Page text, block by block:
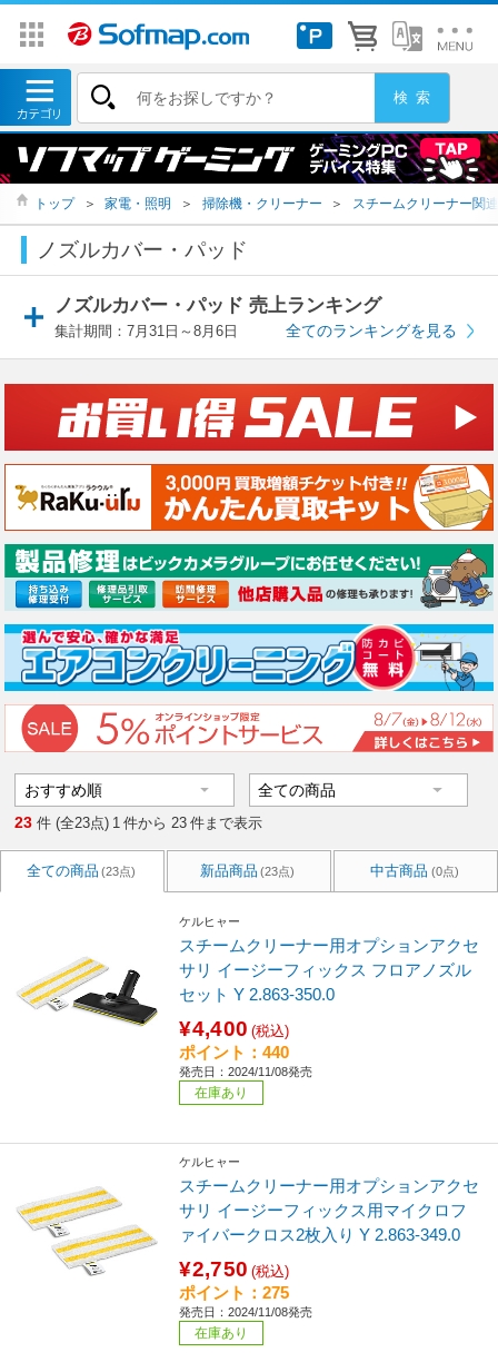
トップ ＞ 家電・照明 ＞ 掃除機・クリーナー ＞ スチームクリーナー関
ノズルカバー・パッド
ノズルカバー・パッド 売上ランキング
集計期間：7月31日～8月6日 全てのランキングを見る
23 件 (全23点) 1 件から 23 件まで表示
全ての商品 (23点) 新品商品 (23点) 中古商品 (0点)
ケルヒャー
スチームクリーナー用オプションアクセ
サリ イージーフィックス フロアノズル
セット Y 2.863-350.0
¥4,400 (税込)
ポイント：440
発売日：2024/11/08発売
在庫あり
ケルヒャー
スチームクリーナー用オプションアクセ
サリ イージーフィックス用マイクロフ
ァイバークロス2枚入り Y 2.863-349.0
¥2,750 (税込)
ポイント：275
発売日：2024/11/08発売
在庫あり